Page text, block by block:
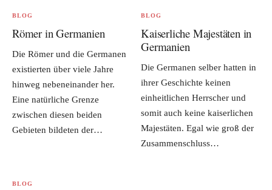
BLOG
Römer in Germanien
Die Römer und die Germanen
existierten über viele Jahre
hinweg nebeneinander her.
Eine natürliche Grenze
zwischen diesen beiden
Gebieten bildeten der…
BLOG
Kaiserliche Majestäten in
Germanien
Die Germanen selber hatten in
ihrer Geschichte keinen
einheitlichen Herrscher und
somit auch keine kaiserlichen
Majestäten. Egal wie groß der
Zusammenschluss…
BLOG